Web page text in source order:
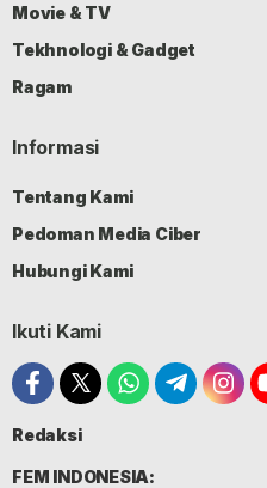
Movie & TV
Tekhnologi & Gadget
Ragam
Informasi
Tentang Kami
Pedoman Media Ciber
Hubungi Kami
Ikuti Kami
Redaksi
FEM INDONESIA: